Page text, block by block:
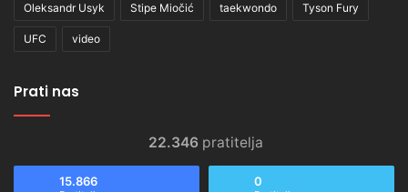
Oleksandr Usyk Stipe Miočić taekwondo Tyson Fury
UFC video
Prati nas
22.346 pratitelja
15.866 0